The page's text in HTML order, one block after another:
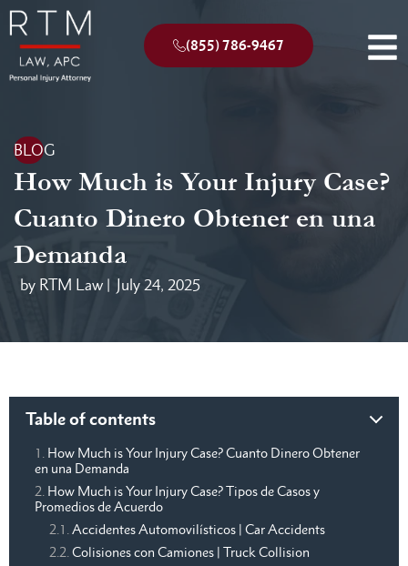
(855) 786-9467
BLOG
How Much is Your Injury Case?
Cuanto Dinero Obtener en una
Demanda
by RTM Law | July 24, 2025
Table of contents
How Much is Your Injury Case? Cuanto Dinero Obtener
en una Demanda
How Much is Your Injury Case? Tipos de Casos y
Promedios de Acuerdo
Accidentes Automovilísticos | Car Accidents
Colisiones con Camiones | Truck Collision